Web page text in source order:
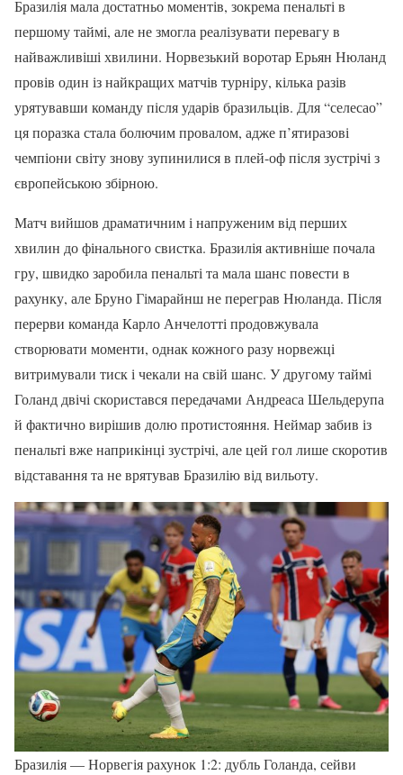
Бразилія мала достатньо моментів, зокрема пенальті в
першому таймі, але не змогла реалізувати перевагу в
найважливіші хвилини. Норвезький воротар Ерьян Нюланд
провів один із найкращих матчів турніру, кілька разів
урятувавши команду після ударів бразильців. Для “селесао”
ця поразка стала болючим провалом, адже п’ятиразові
чемпіони світу знову зупинилися в плей-оф після зустрічі з
європейською збірною.
Матч вийшов драматичним і напруженим від перших
хвилин до фінального свистка. Бразилія активніше почала
гру, швидко заробила пенальті та мала шанс повести в
рахунку, але Бруно Гімарайнш не переграв Нюланда. Після
перерви команда Карло Анчелотті продовжувала
створювати моменти, однак кожного разу норвежці
витримували тиск і чекали на свій шанс. У другому таймі
Голанд двічі скористався передачами Андреаса Шельдерупа
й фактично вирішив долю протистояння. Неймар забив із
пенальті вже наприкінці зустрічі, але цей гол лише скоротив
відставання та не врятував Бразилію від вильоту.
Бразилія — Норвегія рахунок 1:2: дубль Голанда, сейви